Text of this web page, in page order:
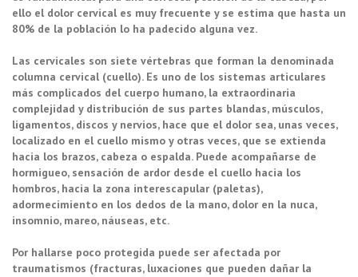
ello el dolor cervical es muy frecuente y se estima que hasta un
80% de la población lo ha padecido alguna vez.
Las cervicales son siete vértebras que forman la denominada
columna cervical (cuello). Es uno de los sistemas articulares
más complicados del cuerpo humano, la extraordinaria
complejidad y distribución de sus partes blandas, músculos,
ligamentos, discos y nervios, hace que el dolor sea, unas veces,
localizado en el cuello mismo y otras veces, que se extienda
hacia los brazos, cabeza o espalda. Puede acompañarse de
hormigueo, sensación de ardor desde el cuello hacia los
hombros, hacia la zona interescapular (paletas),
adormecimiento en los dedos de la mano, dolor en la nuca,
insomnio, mareo, náuseas, etc.
Por hallarse poco protegida puede ser afectada por
traumatismos (fracturas, luxaciones que pueden dañar la